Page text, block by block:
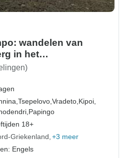
wandelen van
in het
Tsepelovo,Vradeto,Kipoi,
Papingo
18+
Griekenland +3 meer
Engels